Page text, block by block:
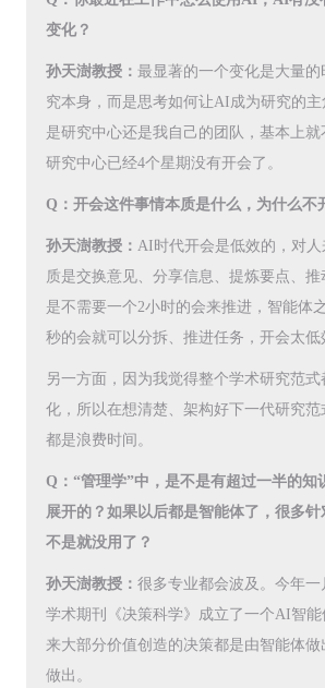
变化？
孙天澍教授： 最显著的一个变化是大量
究本身，而是思考如何让AI成为研究的
是研究中心还是我自己的团队，基本上
研究中心已经4个星期没有开会了。
Q：开会这件事情本质是什么，为什么不
孙天澍教授： AI时代开会是低效的，对
质是交换意见、分享信息、提炼要点、
是不需要一个2小时的会来推进，智能体
秒的会就可以分拆、推进任务，开会太低
另一方面，因为我觉得整个学术研究范
化，所以在想清楚、架构好下一代研究
都是浪费时间。
Q：“管理学”中，是不是有超过一半的知
展开的？如果以后都是智能体了，很多针
不是就没用了？
孙天澍教授： 很多专业都会波及。今年
学术期刊《决策科学》成立了一个AI智
来大部分价值创造的决策都是由智能体做
做出。